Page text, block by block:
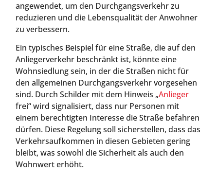
angewendet, um den Durchgangsverkehr zu
reduzieren und die Lebensqualität der Anwohner
zu verbessern.
Ein typisches Beispiel für eine Straße, die auf den
Anliegerverkehr beschränkt ist, könnte eine
Wohnsiedlung sein, in der die Straßen nicht für
den allgemeinen Durchgangsverkehr vorgesehen
sind. Durch Schilder mit dem Hinweis „Anlieger
frei“ wird signalisiert, dass nur Personen mit
einem berechtigten Interesse die Straße befahren
dürfen. Diese Regelung soll sicherstellen, dass das
Verkehrsaufkommen in diesen Gebieten gering
bleibt, was sowohl die Sicherheit als auch den
Wohnwert erhöht.